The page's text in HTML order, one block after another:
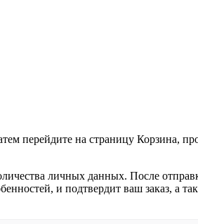
перейдите на страницу Корзина,
личных данных. После
и подтвердит ваш заказ,